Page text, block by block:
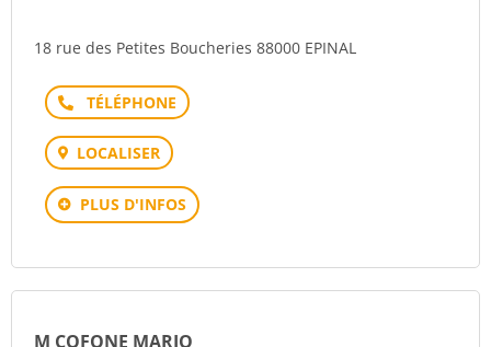
18 rue des Petites Boucheries 88000 EPINAL
Téléphone
LOCALISER
PLUS D'INFOS
M COFONE MARIO